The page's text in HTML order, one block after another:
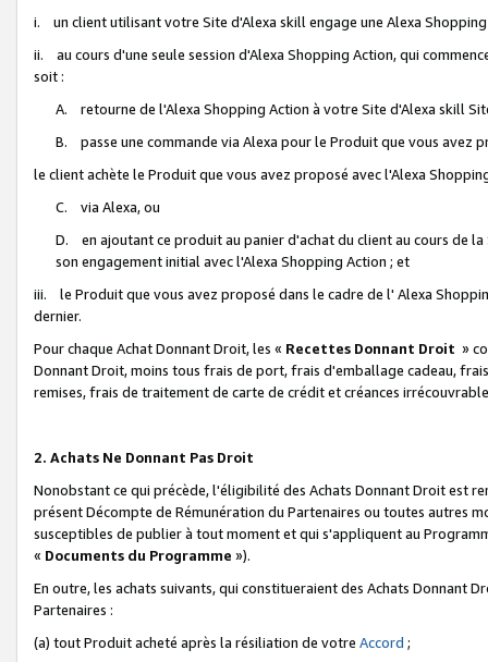
i. un client utilisant votre Site d'Alexa skill engage une Alexa
ii. au cours d'une seule session d'Alexa Shopping Action, qui
soit :
A. retourne de l'Alexa Shopping Action à votre Site d'Alexa skill
B. passe une commande via Alexa pour le Produit que vous avez
le client achète le Produit que vous avez proposé avec l'Alexa
C. via Alexa, ou
D. en ajoutant ce produit au panier d'achat du client au cours de
son engagement initial avec l'Alexa Shopping Action ; et
iii. le Produit que vous avez proposé dans le cadre de l' Alexa
dernier.
Pour chaque Achat Donnant Droit, les « Recettes Donnant Droit »
Donnant Droit, moins tous frais de port, frais d'emballage cadeau,
remises, frais de traitement de carte de crédit et créances
2. Achats Ne Donnant Pas Droit
Nonobstant ce qui précède, l'éligibilité des Achats Donnant Droit est
présent Décompte de Rémunération du Partenaires ou toutes autres
susceptibles de publier à tout moment et qui s'appliquent au
« Documents du Programme »).
En outre, les achats suivants, qui constitueraient des Achats Donnant
Partenaires :
(a) tout Produit acheté après la résiliation de votre Accord ;